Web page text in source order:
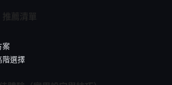
案
階選擇